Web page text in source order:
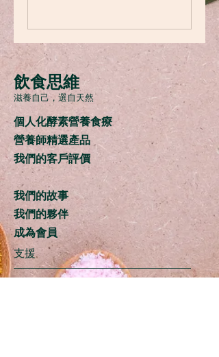
飲食思維
滋養自己， 選自天然
個人化酵素營養食療
營養師精選產品
我們的客戶評價
我們的故事
我們的夥伴
成為會員
支援